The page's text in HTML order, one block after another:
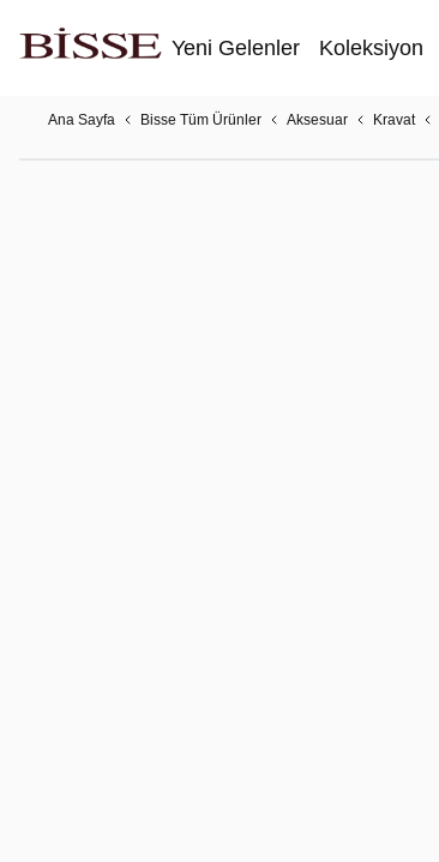
Yeni Gelenler Koleksiyon
Ana Sayfa Bisse Tüm Ürünler Aksesuar Kravat